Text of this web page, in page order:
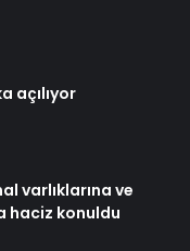
açılıyor
varlıklarına ve
haciz konuldu